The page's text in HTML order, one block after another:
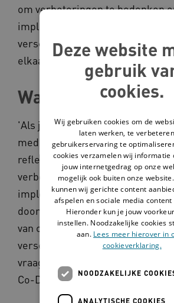
om verbeteringen te bedenken
implementeren. Door middel van
verschillende dialoogmethoden
elkaar in gesprek.
Wat is het?
'Als je het ons vraagt’
medewerkers en naasten om
reflecteren op de zorgrelatie en
verbeteringen te bedenken en te
implementeren. Zij worden
door films gebaseerd op de
van cliënten, medewerkers en
verschillende dialoogmethoden.
vraagt’ is gebaseerd op de
Co-Design methode.
Deze website
gebruik
cookies.
Wij gebruiken cookies om de
laten werken, te
gebruikerservaring te
cookies verzamelen wij informatie
jouw internetgedrag op onze
mogelijk ook buiten onze
kunnen wij gerichte content
afspelen en sociale media
Hieronder kun je jouw
instellen. Noodzakelijke cookies
aan. Lees meer hierover in
cookieverklaring.
NOODZAKELIJKE
ANALYTISCHE COOKIES